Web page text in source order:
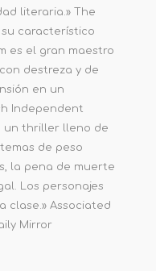
literaria.» The
su característico
es el gran maestro
destreza y de
en un
Independent
un thriller lleno de
de peso
la pena de muerte
Los personajes
clase.» Associated
Mirror